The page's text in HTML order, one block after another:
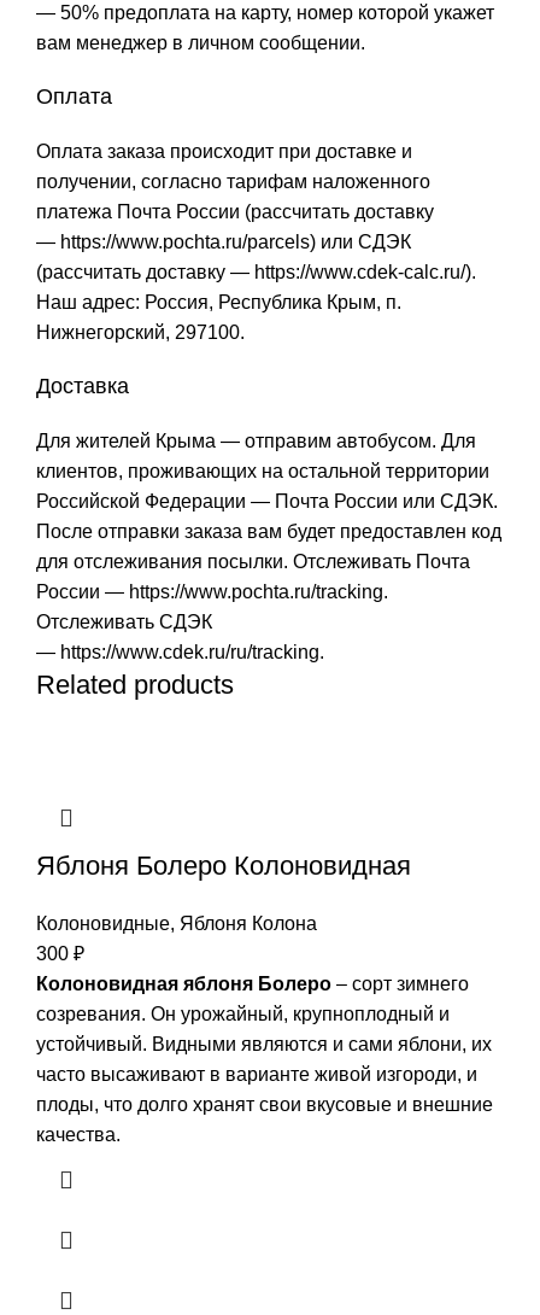
— 50% предоплата на карту, номер которой укажет
вам менеджер в личном сообщении.
Оплата
Оплата заказа происходит при доставке и
получении, согласно тарифам наложенного
платежа Почта России (рассчитать доставку
— https://www.pochta.ru/parcels) или СДЭК
(рассчитать доставку — https://www.cdek-calc.ru/).
Наш адрес: Россия, Республика Крым, п.
Нижнегорский, 297100.
Доставка
Для жителей Крыма — отправим автобусом. Для
клиентов, проживающих на остальной территории
Российской Федерации — Почта России или СДЭК.
После отправки заказа вам будет предоставлен код
для отслеживания посылки. Отслеживать Почта
России — https://www.pochta.ru/tracking.
Отслеживать СДЭК
— https://www.cdek.ru/ru/tracking.
Related products
Яблоня Болеро Колоновидная
Колоновидные, Яблоня Колона
300 ₽
Колоновидная яблоня Болеро – сорт зимнего
созревания. Он урожайный, крупноплодный и
устойчивый. Видными являются и сами яблони, их
часто высаживают в варианте живой изгороди, и
плоды, что долго хранят свои вкусовые и внешние
качества.